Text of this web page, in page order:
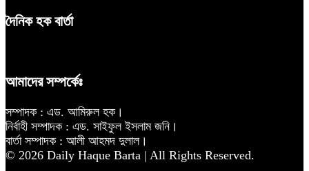
দৈনিক হক বার্তা
আমাদের সম্পর্কেঃ
সম্পাদক : এড. আমিরুল হক।
নির্বাহী সম্পাদক : এড. সাইফুল ইসলাম জনি।
বার্তা সম্পাদক : আলী আহমদ দুলাল।
© 2026 Daily Haque Barta | All Rights Reserved.